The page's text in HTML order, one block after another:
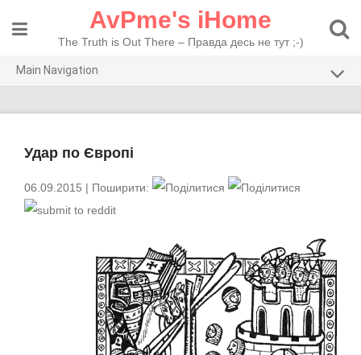
content
AvPme's iHome
The Truth is Out There – Правда десь не тут ;-)
Main Navigation
Рекомендую
Удар по Європі
06.09.2015 | Поширити: